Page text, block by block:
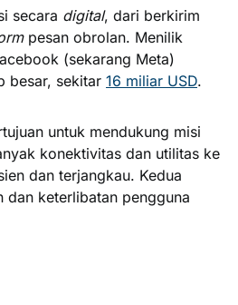
secara digital, dari berkirim
pesan obrolan. Menilik
(sekarang Meta)
besar, sekitar 16 miliar USD.
untuk mendukung misi
konektivitas dan utilitas ke
dan terjangkau. Kedua
dan keterlibatan pengguna